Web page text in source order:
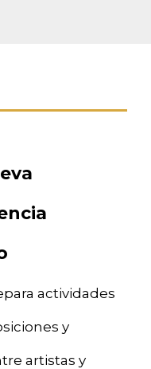
actividades
y
artistas y